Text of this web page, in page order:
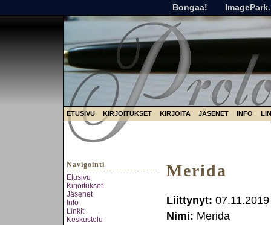
Bongaa!
ETUSIVU KIRJOITUKSET KIRJOITA JÄSENET INFO
Navigointi
Etusivu
Kirjoitukset
Jäsenet
Info
Linkit
Keskustelu
Merida
Liittynyt:
Nimi: Merida